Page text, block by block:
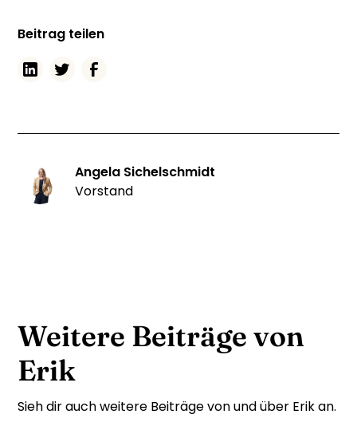
Beitrag teilen
Angela Sichelschmidt
Vorstand
Weitere Beiträge von
Erik
Sieh dir auch weitere Beiträge von und über Erik an.